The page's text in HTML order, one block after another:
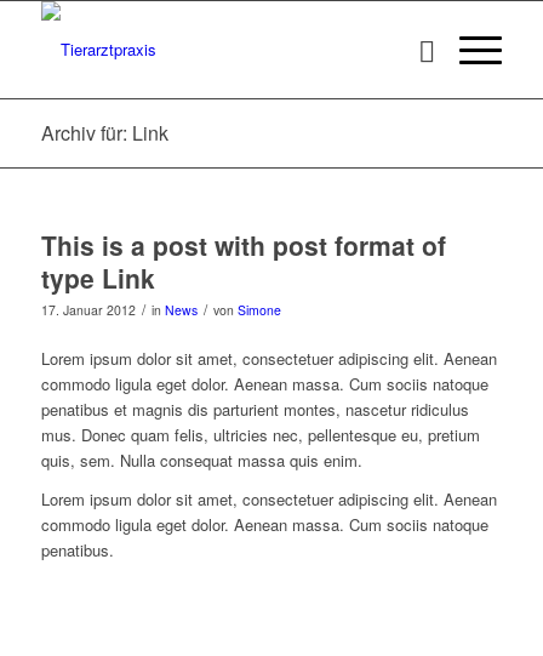
Archiv für: Link
This is a post with post format of
type Link
17. Januar 2012 / in News / von Simone
Lorem ipsum dolor sit amet, consectetuer adipiscing elit. Aenean
commodo ligula eget dolor. Aenean massa. Cum sociis natoque
penatibus et magnis dis parturient montes, nascetur ridiculus
mus. Donec quam felis, ultricies nec, pellentesque eu, pretium
quis, sem. Nulla consequat massa quis enim.
Lorem ipsum dolor sit amet, consectetuer adipiscing elit. Aenean
commodo ligula eget dolor. Aenean massa. Cum sociis natoque
penatibus.